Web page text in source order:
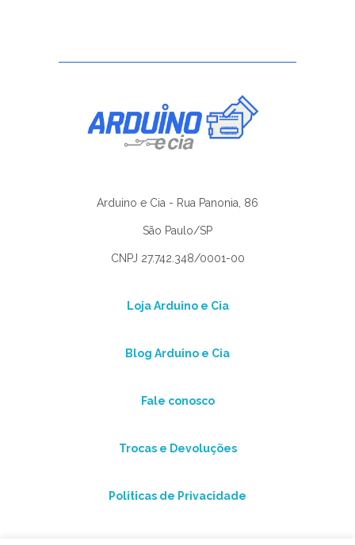
Arduino e Cia - Rua Panonia, 86
São Paulo/SP
CNPJ 27.742.348/0001-00
Loja Arduino e Cia
Blog Arduino e Cia
Fale conosco
Trocas e Devoluções
Politicas de Privacidade